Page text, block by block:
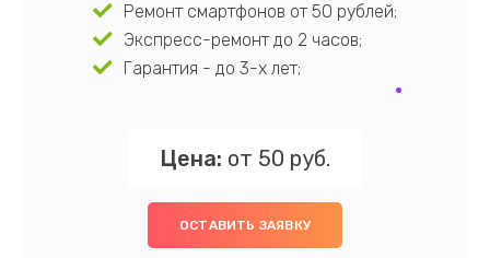
Ремонт смартфонов от 50 рублей;
Экспресс-ремонт до 2 часов;
Гарантия - до 3-х лет;
Цена: от 50 руб.
ОСТАВИТЬ ЗАЯВКУ